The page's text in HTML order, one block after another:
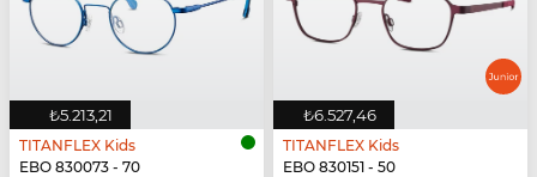
₺5.213,21
TITANFLEX Kids
EBO 830073 - 70
₺6.527,46
TITANFLEX Kids
EBO 830151 - 50